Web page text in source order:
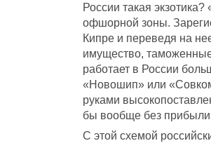
России такая
офшорной зоны.
Кипре и переведя на
имущество,
работает в России
«Новошип» или
руками
бы вообще без
С этой схемой